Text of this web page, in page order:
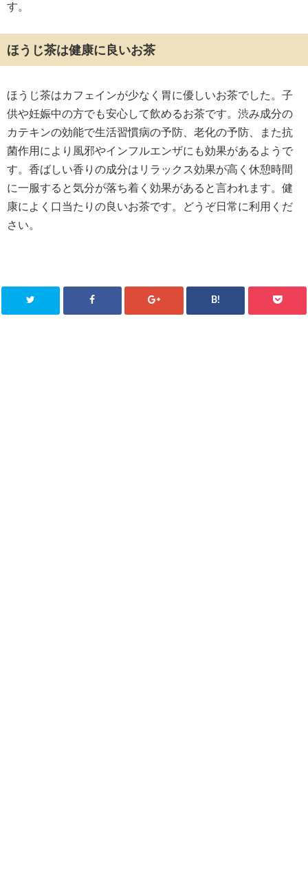
す。
ほうじ茶は健康に良いお茶
ほうじ茶はカフェインが少なく胃に優しいお茶でした。子
供や妊娠中の方でも安心して飲めるお茶です。渋み成分の
カテキンの効能で生活習慣病の予防、老化の予防、また抗
菌作用により風邪やインフルエンザにも効果があるようで
す。香ばしい香りの成分はリラックス効果が高く休憩時間
に一服すると気分が落ち着く効果があると言われます。健
康によく口当たりの良いお茶です。どうぞ日常に利用くだ
さい。
B!